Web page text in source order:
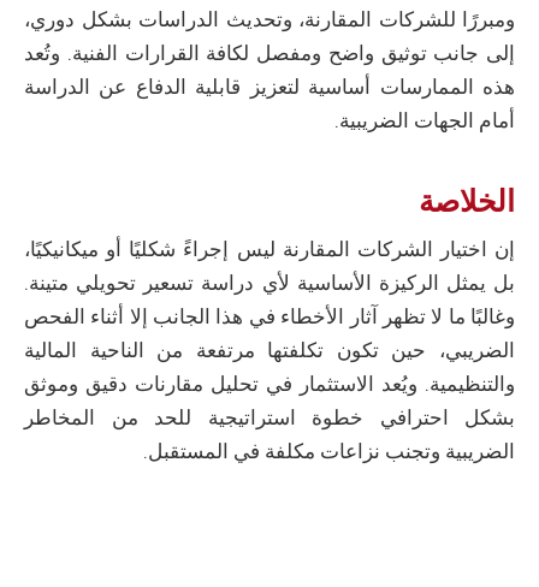
ومبررًا للشركات المقارنة، وتحديث الدراسات بشكل دوري،
إلى جانب توثيق واضح ومفصل لكافة القرارات الفنية. وتُعد
هذه الممارسات أساسية لتعزيز قابلية الدفاع عن الدراسة
أمام الجهات الضريبية.
الخلاصة
إن اختيار الشركات المقارنة ليس إجراءً شكليًا أو ميكانيكيًا،
بل يمثل الركيزة الأساسية لأي دراسة تسعير تحويلي متينة.
وغالبًا ما لا تظهر آثار الأخطاء في هذا الجانب إلا أثناء الفحص
الضريبي، حين تكون تكلفتها مرتفعة من الناحية المالية
والتنظيمية. ويُعد الاستثمار في تحليل مقارنات دقيق وموثق
بشكل احترافي خطوة استراتيجية للحد من المخاطر
الضريبية وتجنب نزاعات مكلفة في المستقبل.